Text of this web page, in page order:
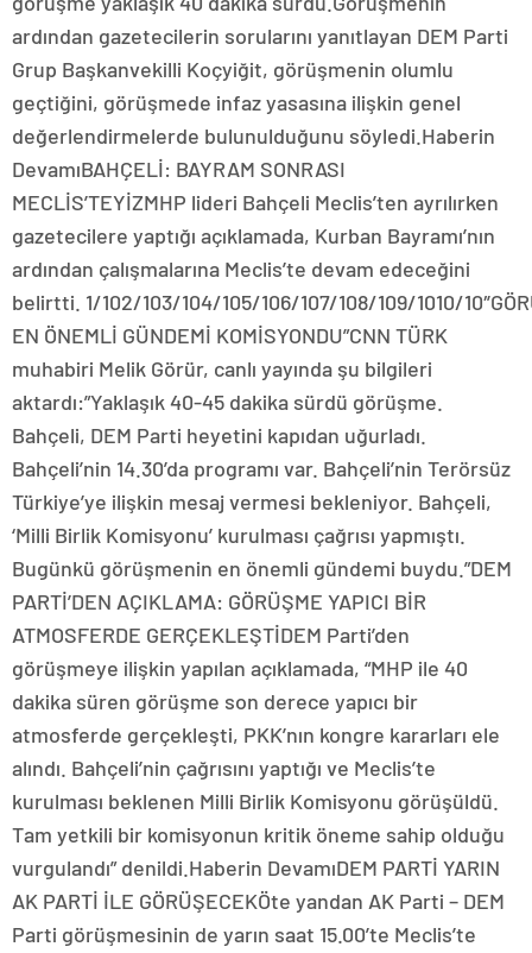
ardından gazetecilerin sorularını yanıtlayan DEM Parti
Grup Başkanvekilli Koçyiğit, görüşmenin olumlu
geçtiğini, görüşmede infaz yasasına ilişkin genel
değerlendirmelerde bulunulduğunu söyledi.Haberin
DevamıBAHÇELİ: BAYRAM SONRASI
MECLİS’TEYİZMHP lideri Bahçeli Meclis’ten ayrılırken
gazetecilere yaptığı açıklamada, Kurban Bayramı’nın
ardından çalışmalarına Meclis’te devam edeceğini
belirtti. 1/102/103/104/105/106/107/108/109/1010/
EN ÖNEMLİ GÜNDEMİ KOMİSYONDU”CNN TÜRK
muhabiri Melik Görür, canlı yayında şu bilgileri
aktardı:”Yaklaşık 40-45 dakika sürdü görüşme.
Bahçeli, DEM Parti heyetini kapıdan uğurladı.
Bahçeli’nin 14.30’da programı var. Bahçeli’nin Terörsüz
Türkiye’ye ilişkin mesaj vermesi bekleniyor. Bahçeli,
‘Milli Birlik Komisyonu’ kurulması çağrısı yapmıştı.
Bugünkü görüşmenin en önemli gündemi buydu.”DEM
PARTİ’DEN AÇIKLAMA: GÖRÜŞME YAPICI BİR
ATMOSFERDE GERÇEKLEŞTİDEM Parti’den
görüşmeye ilişkin yapılan açıklamada, “MHP ile 40
dakika süren görüşme son derece yapıcı bir
atmosferde gerçekleşti, PKK’nın kongre kararları ele
alındı. Bahçeli’nin çağrısını yaptığı ve Meclis’te
kurulması beklenen Milli Birlik Komisyonu görüşüldü.
Tam yetkili bir komisyonun kritik öneme sahip olduğu
vurgulandı” denildi.Haberin DevamıDEM PARTİ YARIN
AK PARTİ İLE GÖRÜŞECEKÖte yandan AK Parti – DEM
Parti görüşmesinin de yarın saat 15.00’te Meclis’te